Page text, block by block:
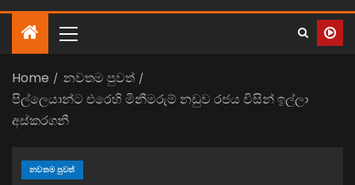
Home
නවතම පුවත්
පිල්ලෙයාන්ට එරෙහි මිනීමරුම් නඩුව රජය විසින් ඉල්ලා
අස්කරගනී
නවතම පුවත්